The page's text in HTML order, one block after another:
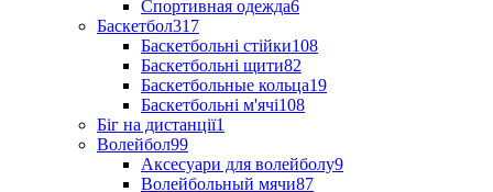
Спортивная одежда6
Баскетбол317
Баскетбольні стійки108
Баскетбольні щити82
Баскетбольные кольца19
Баскетбольні м'ячі108
Біг на дистанції1
Волейбол99
Аксесуари для волейболу9
Волейбольный мячи87